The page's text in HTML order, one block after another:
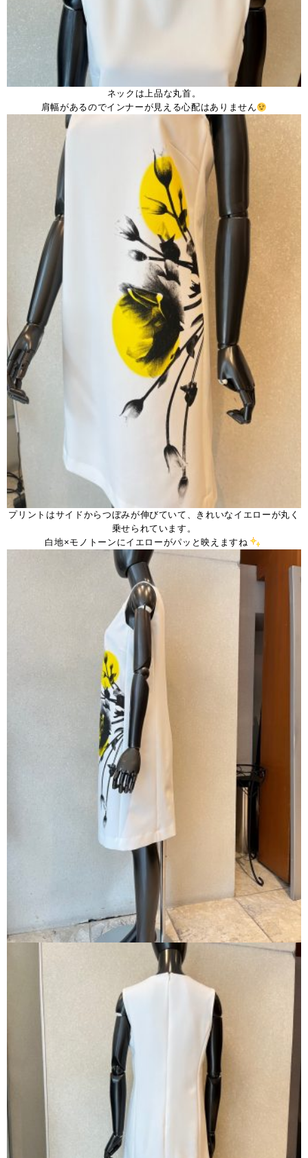
ネックは上品な丸首。
肩幅があるのでインナーが見える心配はありません
プリントはサイドからつぼみが伸びていて、きれいなイエローが丸く
乗せられています。
白地×モノトーンにイエローがパッと映えますね